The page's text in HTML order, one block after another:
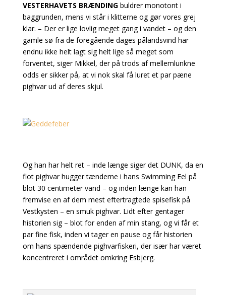
VESTERHAVETS BRÆNDING buldrer monotont i
baggrunden, mens vi står i klitterne og gør vores grej
klar. – Der er lige lovlig meget gang i vandet – og den
gamle sø fra de foregående dages pålandsvind har
endnu ikke helt lagt sig helt lige så meget som
forventet, siger Mikkel, der på trods af mellemlunkne
odds er sikker på, at vi nok skal få luret et par pæne
pighvar ud af deres skjul.
Og han har helt ret – inde længe siger det DUNK, da en
flot pighvar hugger tænderne i hans Swimming Eel på
blot 30 centimeter vand – og inden længe kan han
fremvise en af dem mest eftertragtede spisefisk på
Vestkysten – en smuk pighvar. Lidt efter gentager
historien sig – blot forenden af min stang, og vi får et
par fine fisk, inden vi tager en pause og får historien
om hans spændende pighvarfiskeri, der især har været
koncentreret i området omkring Esbjerg.